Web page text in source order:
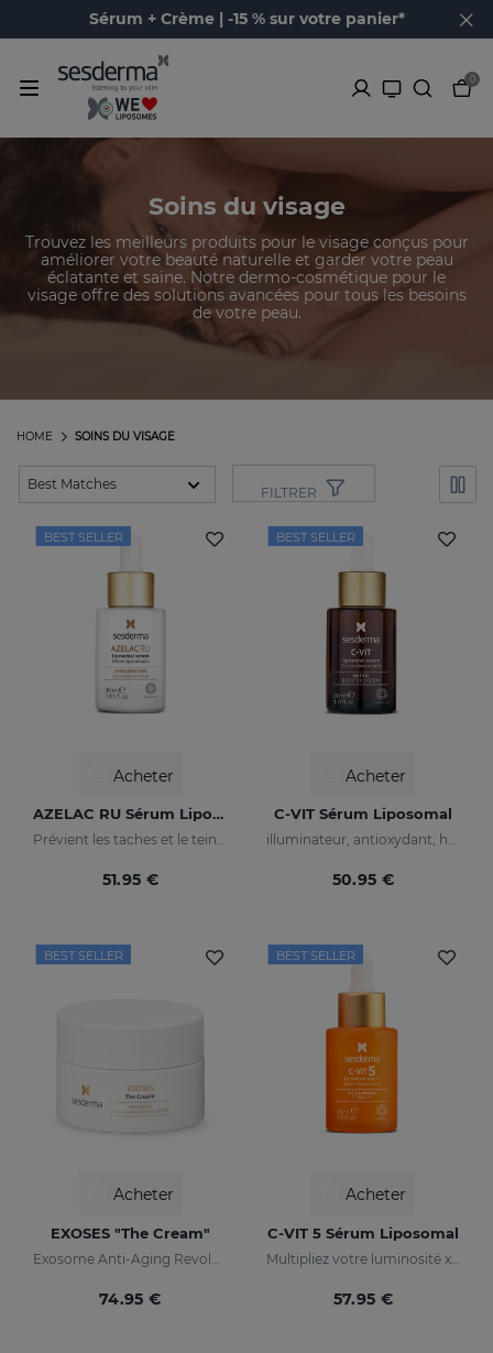
Sérum + Crème | -15 % sur votre panier*
0
Soins du visage
Trouvez les meilleurs produits pour le visage conçus pour
améliorer votre beauté naturelle et garder votre peau
éclatante et saine. Notre dermo-cosmétique pour le
visage offre des solutions avancées pour tous les besoins
de votre peau.
SOINS DU VISAGE
HOME
FILTRER
BEST SELLER
Acheter
AZELAC RU Sérum Liposomal
Prévient les taches et le teint irrégulier
51.95 €
BEST SELLER
Acheter
C-VIT Sérum Liposomal
illuminateur, antioxydant, hydratant et anti-rides
50.95 €
BEST SELLER
Acheter
EXOSES "The Cream"
74.95 €
BEST SELLER
Acheter
C-VIT 5 Sérum Liposomal
Multipliez votre luminosité x 5
57.95 €